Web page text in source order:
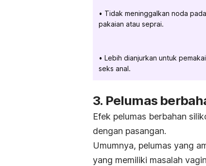
Tidak meninggalkan noda pada
pakaian atau seprai.
Lebih dianjurkan untuk
seks anal.
3. Pelumas
Efek pelumas berbahan
dengan pasangan.
Umumnya, pelumas yang
yang memiliki masalah